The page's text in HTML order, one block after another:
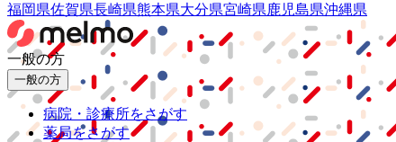
福岡県佐賀県長崎県熊本県大分県宮崎県鹿児島県沖縄県
一般の方
一般の方
病院・診療所をさがす
薬局をさがす